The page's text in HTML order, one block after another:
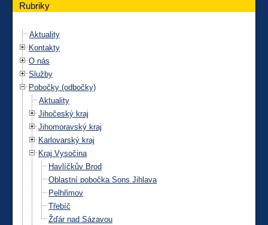
Rubriky
Aktuality
Kontakty
O nás
Služby
Pobočky (odbočky)
Aktuality
Jihočeský kraj
Jihomoravský kraj
Karlovarský kraj
Kraj Vysočina
Havlíčkův Brod
Oblastní pobočka Sons Jihlava
Pelhřimov
Třebíč
Žďár nad Sázavou